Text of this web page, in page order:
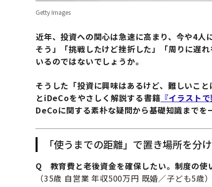
Getty Images
近年、投資への関心は急速に高まり、今や4人
そう」「挑戦したけど挫折した」「周りに遅
いるのではないでしょうか。
そうした「投資に興味はあるけど、難しいこ
とiDeCoをやさしく解説する書籍 『イラスト
DeCoに関する素朴な疑問から基礎知識までを
「使うまでの距離」で置き場所を分
Q 教育費と老後資金を確保したい。制度の使
（35歳 自営業 年収500万円 既婚／子ども5歳）